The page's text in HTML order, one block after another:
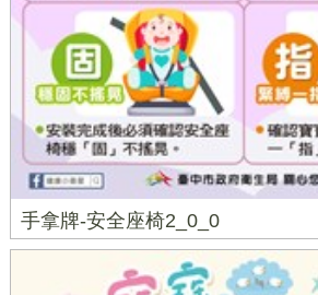
手拿牌-安全座椅2_0_0